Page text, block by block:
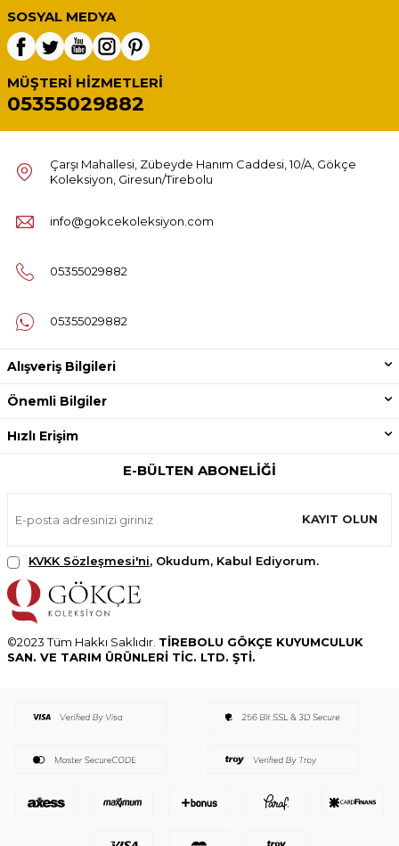
SOSYAL MEDYA
MÜŞTERI HIZMETLERI
05355029882
Çarşı Mahallesi, Zübeyde Hanım Caddesi, 10/A, Gökçe
Koleksiyon, Giresun/Tirebolu
info@gokcekoleksiyon.com
05355029882
05355029882
Alışveriş Bilgileri
Önemli Bilgiler
Hızlı Erişim
E-BÜLTEN ABONELIĞI
KAYIT OLUN
KVKK Sözleşmesi'ni, Okudum, Kabul Ediyorum.
©2023 Tüm Hakkı Saklıdır. TİREBOLU GÖKÇE KUYUMCULUK
SAN. VE TARIM ÜRÜNLERİ TİC. LTD. ŞTİ.